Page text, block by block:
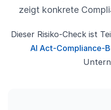
zeigt konkrete
Dieser Risiko-Check ist
AI Act-Compliance-